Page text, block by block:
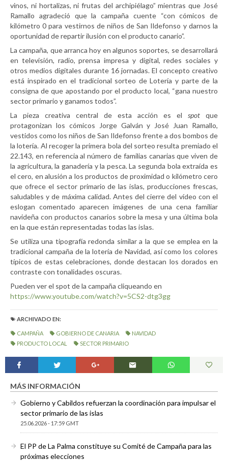
vinos, ni hortalizas, ni frutas del archipiélago” mientras que José
Ramallo agradeció que la campaña cuente “con cómicos de
kilómetro 0 para vestirnos de niños de San Ildefonso y darnos la
oportunidad de repartir ilusión con el producto canario”.
La campaña, que arranca hoy en algunos soportes, se desarrollará
en televisión, radio, prensa impresa y digital, redes sociales y
otros medios digitales durante 16 jornadas. El concepto creativo
está inspirado en el tradicional sorteo de Lotería y parte de la
consigna de que apostando por el producto local, “gana nuestro
sector primario y ganamos todos”.
La pieza creativa central de esta acción es el spot que
protagonizan los cómicos Jorge Galván y José Juan Ramallo,
vestidos como los niños de San Ildefonso frente a dos bombos de
la lotería. Al recoger la primera bola del sorteo resulta premiado el
22.143, en referencia al número de familias canarias que viven de
la agricultura, la ganadería y la pesca. La segunda bola extraída es
el cero, en alusión a los productos de proximidad o kilómetro cero
que ofrece el sector primario de las islas, producciones frescas,
saludables y de máxima calidad. Antes del cierre del vídeo con el
eslogan comentado aparecen imágenes de una cena familiar
navideña con productos canarios sobre la mesa y una última bola
en la que están representadas todas las islas.
Se utiliza una tipografía redonda similar a la que se emplea en la
tradicional campaña de la lotería de Navidad, así como los colores
típicos de estas celebraciones, donde destacan los dorados en
contraste con tonalidades oscuras.
Pueden ver el spot de la campaña cliqueando en
https://www.youtube.com/watch?v=5CS2-dtg3gg
ARCHIVADO EN:
CAMPAÑA GOBIERNO DE CANARIA
NAVIDAD
PRODUCTO LOCAL
SECTOR PRIMARIO
MÁS INFORMACIÓN
Gobierno y Cabildos refuerzan la coordinación para impulsar el
sector primario de las islas
25.06.2026 - 17:59 GMT
El PP de La Palma constituye su Comité de Campaña para las
próximas elecciones